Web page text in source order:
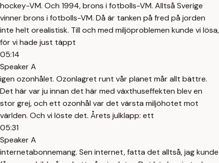
hockey-VM. Och 1994, brons i fotbolls-VM. Alltså Sverige
vinner brons i fotbolls-VM. Då är tanken på fred på jorden
inte helt orealistisk. Till och med miljöproblemen kunde vi lösa,
för vi hade just täppt
05:14
Speaker A
igen ozonhålet. Ozonlagret runt vår planet mår allt bättre.
Det här var ju innan det här med växthuseffekten blev en
stor grej, och ett ozonhål var det värsta miljöhotet mot
världen. Och vi löste det. Årets julklapp: ett
05:31
Speaker A
internetabonnemang. Sen internet, fatta det alltså, jag kunde